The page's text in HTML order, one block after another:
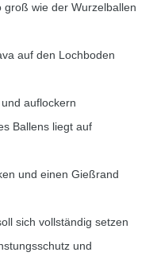
groß wie der Wurzelballen
auf den Lochboden
auflockern
Ballens liegt auf
und einen Gießrand
sich vollständig setzen
und